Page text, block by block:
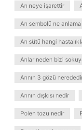
Arı neye işarettir
Arı sembolü ne
Arı sütü hangi
Arılar neden bizi
Arının 3 gözü
Arının dışkısı nedir
Polen tozu nedir